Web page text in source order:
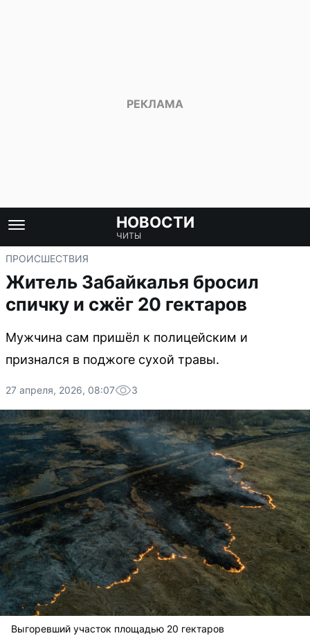
НОВОСТИ
ЧИТЫ
ПРОИСШЕСТВИЯ
Житель Забайкалья бросил
спичку и сжёг 20 гектаров
Мужчина сам пришёл к полицейским и
признался в поджоге сухой травы.
27 апреля, 2026, 08:07 3
Выгоревший участок площадью 20 гектаров